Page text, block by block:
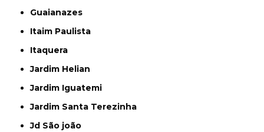
Guaianazes
Itaim Paulista
Itaquera
Jardim Helian
Jardim Iguatemi
Jardim Santa Terezinha
Jd São joão